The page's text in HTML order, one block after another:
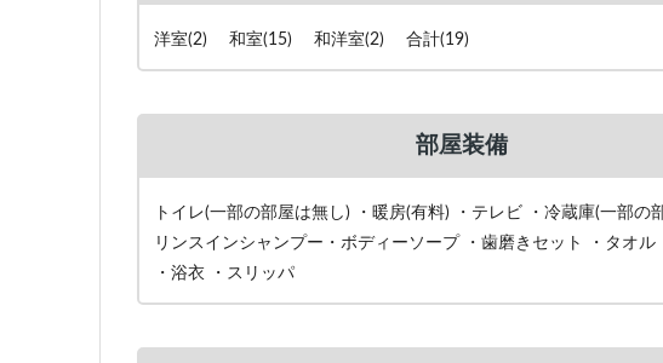
洋室(2) 和室(15) 和洋室(2) 合計(19)
部屋装備
トイレ(一部の部屋は無し) ・暖房(有料) ・テレビ ・冷蔵庫(一部の
リンスインシャンプー・ボディーソープ ・歯磨きセット ・タオル
・浴衣 ・スリッパ